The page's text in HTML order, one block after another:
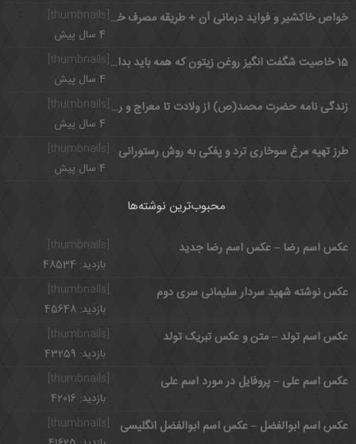
خواص خاکشیر و فواید درمانی آن + طریقه مصرف خاکشیر
4 سال پیش
[thumbnails] 15 خاصیت شگفت انگیز روغن زیتون که همه باید بدانند
4 سال پیش
زندگی نامه حضرت محمد(ص) از ولادت تا معراج و رحلت
4 سال پیش
طرز تهیه مرغ سوخاری ترد و پفکی به روش رستورانی
4 سال پیش
محبوب‌ترین نوشته‌ها
عکس اسم رضا – عکس اسم رضا جدید
بازدید: 48534
[thumbnails]
عکس نوشته شهید سردار سلیمانی سری دوم
بازدید: 45648
عکس اسم تولد – متن و عکس تبریک تولد
بازدید: 43259
عکس اسم علی – پروفایل در مورد اسم علی
بازدید: 42016
عکس اسم ابوالفضل – عکس اسم ابوالفضل انگلیسی